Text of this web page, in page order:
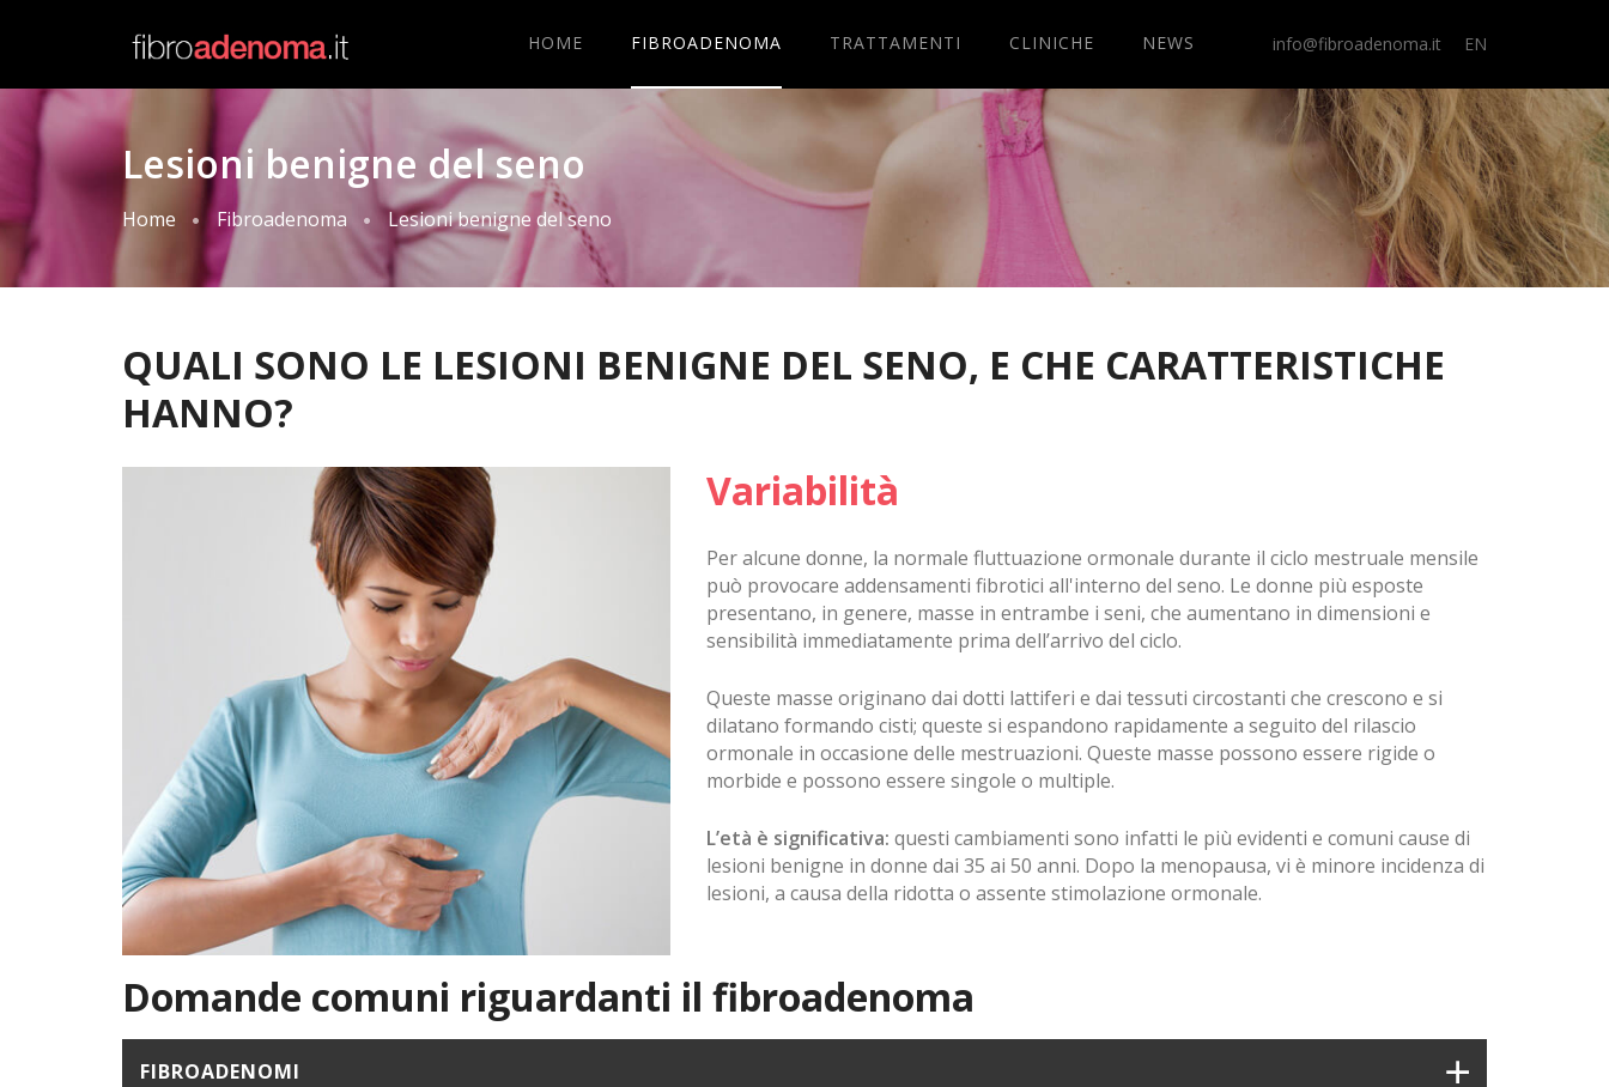
HOME FIBROADENOMA TRATTAMENTI CLINICHE NEWS info@fibroadenoma.it EN
Lesioni benigne del seno
Home Fibroadenoma Lesioni benigne del seno
QUALI SONO LE LESIONI BENIGNE DEL SENO, E CHE CARATTERISTICHE
HANNO?
Variabilità
Per alcune donne, la normale fluttuazione ormonale durante il ciclo mestruale mensile
può provocare addensamenti fibrotici all'interno del seno. Le donne più esposte
presentano, in genere, masse in entrambe i seni, che aumentano in dimensioni e
sensibilità immediatamente prima dell’arrivo del ciclo.
Queste masse originano dai dotti lattiferi e dai tessuti circostanti che crescono e si
dilatano formando cisti; queste si espandono rapidamente a seguito del rilascio
ormonale in occasione delle mestruazioni. Queste masse possono essere rigide o
morbide e possono essere singole o multiple.
L’età è significativa: questi cambiamenti sono infatti le più evidenti e comuni cause di
lesioni benigne in donne dai 35 ai 50 anni. Dopo la menopausa, vi è minore incidenza di
lesioni, a causa della ridotta o assente stimolazione ormonale.
Domande comuni riguardanti il fibroadenoma
FIBROADENOMI